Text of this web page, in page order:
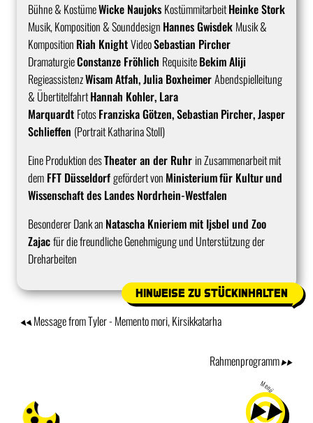
Menü
Bühne & KostümeWicke Naujoks KostümmitarbeitHeinke Stork
Musik, Komposition & Sounddesign Hannes Gwisdek Musik &
Komposition Riah KnightVideoSebastian Pircher
DramaturgieConstanze Fröhlich RequisiteBekim Aliji
RegieassistenzWisam Atfah, Julia BoxheimerAbendspielleitung
& ÜbertitelfahrtHannah Kohler, Lara
Marquardt FotosFranziska Götzen, Sebastian Pircher, Jasper
Schlieffen (Portrait Katharina Stoll)
Eine Produktion desTheater an der Ruhr in Zusammenarbeit mit
dem FFT Düsseldorfgefördert von Ministeriumfür Kulturund
Wissenschaft des Landes Nordrhein-Westfalen
Besonderer Dank an Natascha Knieriem mit Ijsbel und Zoo
Zajacfür die freundliche Genehmigung und Unterstützung der
Dreharbeiten
Hinweise zu Stückinhalten
Message from Tyler - Memento mori, Kirsikkatarha
Rahmenprogramm